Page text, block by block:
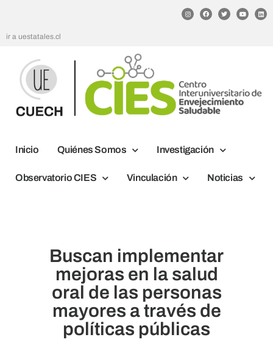
ir a uestatales.cl
Inicio Quiénes Somos Investigación
Observatorio CIES Vinculación Noticias
Buscan implementar
mejoras en la salud
oral de las personas
mayores a través de
políticas públicas